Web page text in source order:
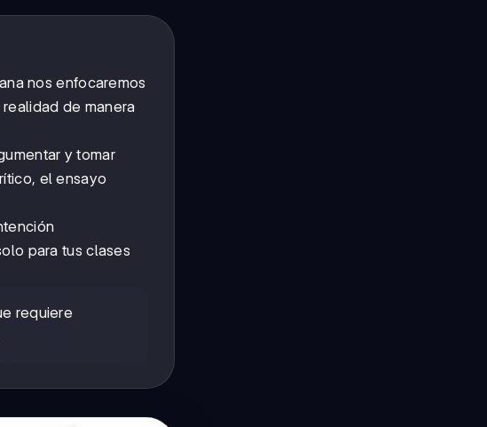
nos enfocaremos
de manera
y tomar
el ensayo
para tus clases
requiere